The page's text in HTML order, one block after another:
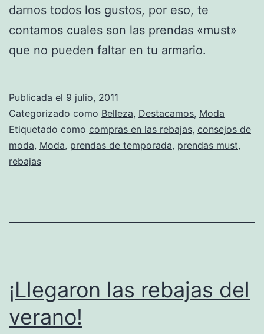
darnos todos los gustos, por eso, te
contamos cuales son las prendas «must»
que no pueden faltar en tu armario.
Publicada el 9 julio, 2011
Categorizado como Belleza, Destacamos, Moda
Etiquetado como compras en las rebajas, consejos de
moda, Moda, prendas de temporada, prendas must,
rebajas
¡Llegaron las rebajas del
verano!